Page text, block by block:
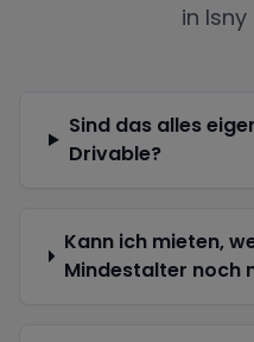
in
Sind das alles
Drivable?
Kann ich mieten,
Mindestalter noch